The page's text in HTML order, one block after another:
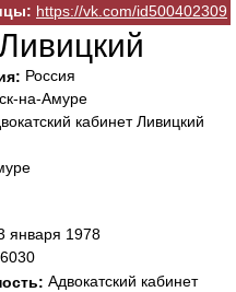
https://vk.com/id500402309
Россия
на-Амуре
кабинет Ливицкий
января 1978
Адвокатский кабинет